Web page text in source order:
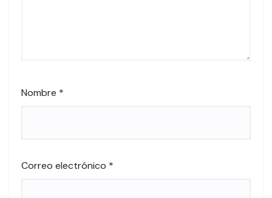
Nombre *
Correo electrónico *